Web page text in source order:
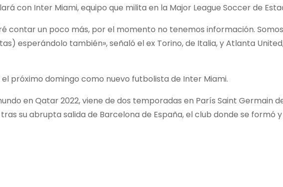
con Inter Miami, equipo que milita en la Major League Soccer de
contar un poco más, por el momento no tenemos información.
esperándolo también», señaló el ex Torino, de Italia, y Atlanta
próximo domingo como nuevo futbolista de Inter Miami.
en Qatar 2022, viene de dos temporadas en París Saint Germain
su abrupta salida de Barcelona de España, el club donde se formó y